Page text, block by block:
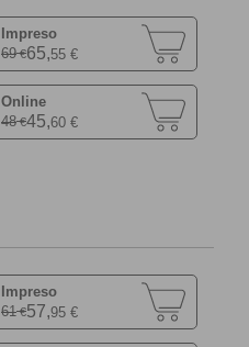
Impreso
69€65,55 €
Online
48€45,60 €
Impreso
61€57,95 €